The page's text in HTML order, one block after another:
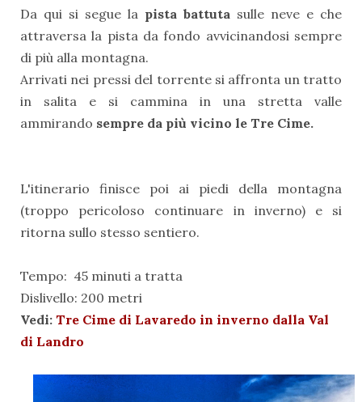
Da qui si segue la pista battuta sulle neve e che
attraversa la pista da fondo avvicinandosi sempre
di più alla montagna.
Arrivati nei pressi del torrente si affronta un tratto
in salita e si cammina in una stretta valle
ammirando sempre da più vicino le Tre Cime.
L'itinerario finisce poi ai piedi della montagna
(troppo pericoloso continuare in inverno) e si
ritorna sullo stesso sentiero.
Tempo: 45 minuti a tratta
Dislivello: 200 metri
Vedi: Tre Cime di Lavaredo in inverno dalla Val
di Landro